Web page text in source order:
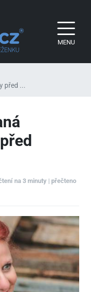
MENU
před ...
na 3 minuty | přečteno